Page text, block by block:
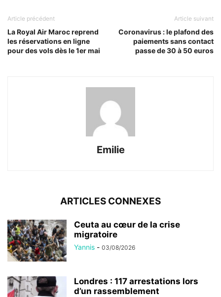
Article précédent
La Royal Air Maroc reprend
les réservations en ligne
pour des vols dès le 1er mai
Article suivant
Coronavirus : le plafond des
paiements sans contact
passe de 30 à 50 euros
Emilie
ARTICLES CONNEXES
Ceuta au cœur de la crise
migratoire
Yannis - 03/08/2026
Londres : 117 arrestations lors
d’un rassemblement